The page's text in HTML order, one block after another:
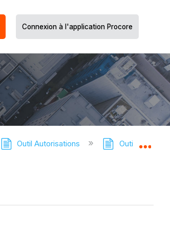
Connexion à l'application Procore
Outil Autorisations Outil